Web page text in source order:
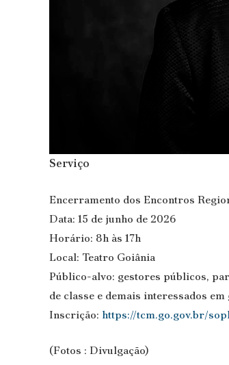
Serviço
Encerramento dos Encontros
Data: 15 de junho de 2026
Horário: 8h às 17h
Local: Teatro Goiânia
Público-alvo: gestores públicos,
de classe e demais interessados
Inscrição: https://tcm.go.gov.br/
(Fotos : Divulgação)